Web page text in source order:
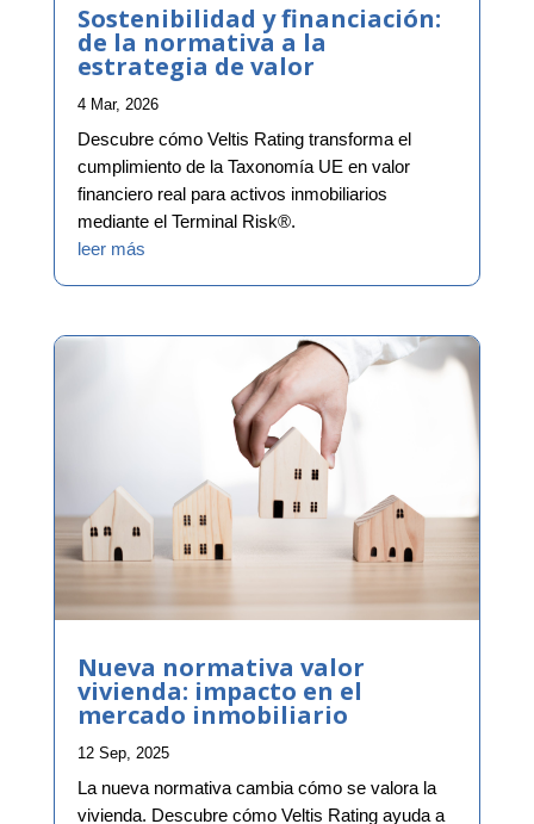
Sostenibilidad y financiación:
de la normativa a la
estrategia de valor
4 Mar, 2026
Descubre cómo Veltis Rating transforma el
cumplimiento de la Taxonomía UE en valor
financiero real para activos inmobiliarios
mediante el Terminal Risk®.
leer más
Nueva normativa valor
vivienda: impacto en el
mercado inmobiliario
12 Sep, 2025
La nueva normativa cambia cómo se valora la
vivienda. Descubre cómo Veltis Rating ayuda a